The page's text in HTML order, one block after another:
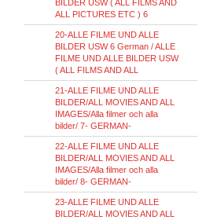
BILDER USW ( ALL FILMS AND
ALL PICTURES ETC ) 6
20-ALLE FILME UND ALLE
BILDER USW 6 German / ALLE
FILME UND ALLE BILDER USW
( ALL FILMS AND ALL
21-ALLE FILME UND ALLE
BILDER/ALL MOVIES AND ALL
IMAGES/Alla filmer och alla
bilder/ 7- GERMAN-
22-ALLE FILME UND ALLE
BILDER/ALL MOVIES AND ALL
IMAGES/Alla filmer och alla
bilder/ 8- GERMAN-
23-ALLE FILME UND ALLE
BILDER/ALL MOVIES AND ALL